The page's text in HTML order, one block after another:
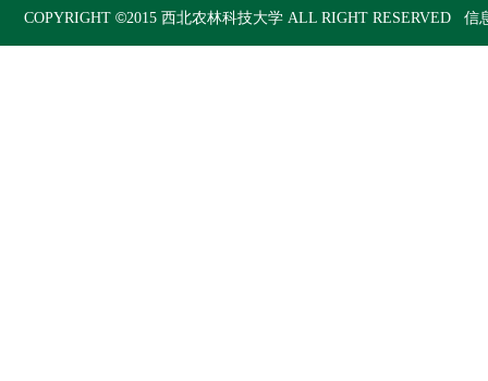
COPYRIGHT©2015西北农林科技大学 ALL RIGHT RESERVED 信